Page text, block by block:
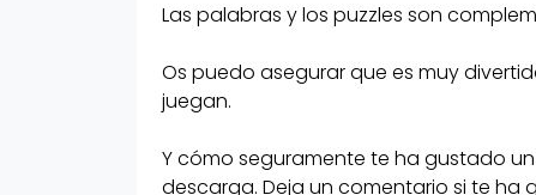
tal manera que ellos lo puedan
tienen claro.
complementarios al juego.
Las palabras y los puzzles son
Os puedo asegurar que es muy
juegan.
Y cómo seguramente te ha gustado
descarga. Deja un comentario si te ha